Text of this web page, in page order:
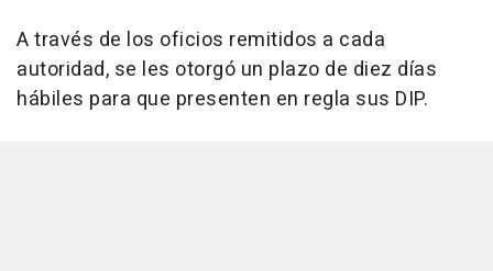
A través de los oficios remitidos a cada
autoridad, se les otorgó un plazo de diez días
hábiles para que presenten en regla sus DIP.